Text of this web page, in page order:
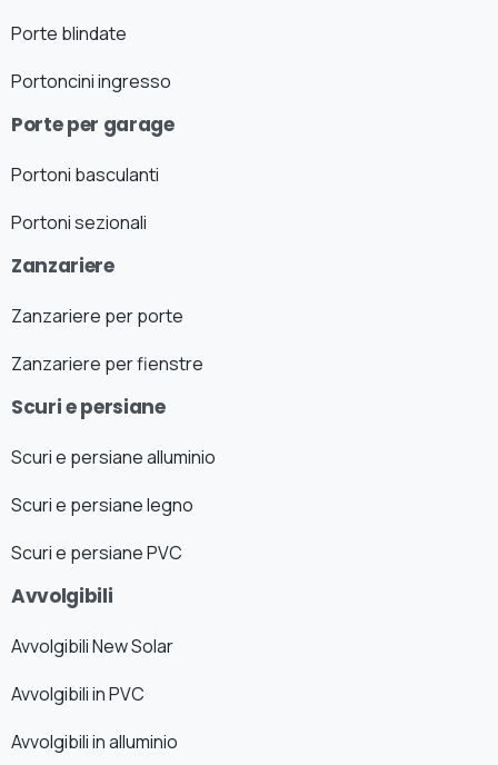
Porte blindate
Portoncini ingresso
Porte per garage
Portoni basculanti
Portoni sezionali
Zanzariere
Zanzariere per porte
Zanzariere per fienstre
Scuri e persiane
Scuri e persiane alluminio
Scuri e persiane legno
Scuri e persiane PVC
Avvolgibili
Avvolgibili New Solar
Avvolgibili in PVC
Avvolgibili in alluminio